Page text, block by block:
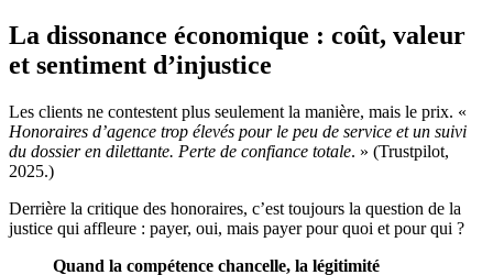
La dissonance économique : coût, valeur
et sentiment d’injustice
Les clients ne contestent plus seulement la manière, mais le prix. «
Honoraires d’agence trop élevés pour le peu de service et un suivi
du dossier en dilettante. Perte de confiance totale. » (Trustpilot,
2025.)
Derrière la critique des honoraires, c’est toujours la question de la
justice qui affleure : payer, oui, mais payer pour quoi et pour qui ?
Quand la compétence chancelle, la légitimité